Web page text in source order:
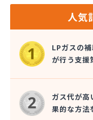
人気
LPガスの
が行う支援
ガス代が高
果的な方法